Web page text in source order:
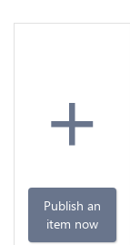
+
Publish an
item now